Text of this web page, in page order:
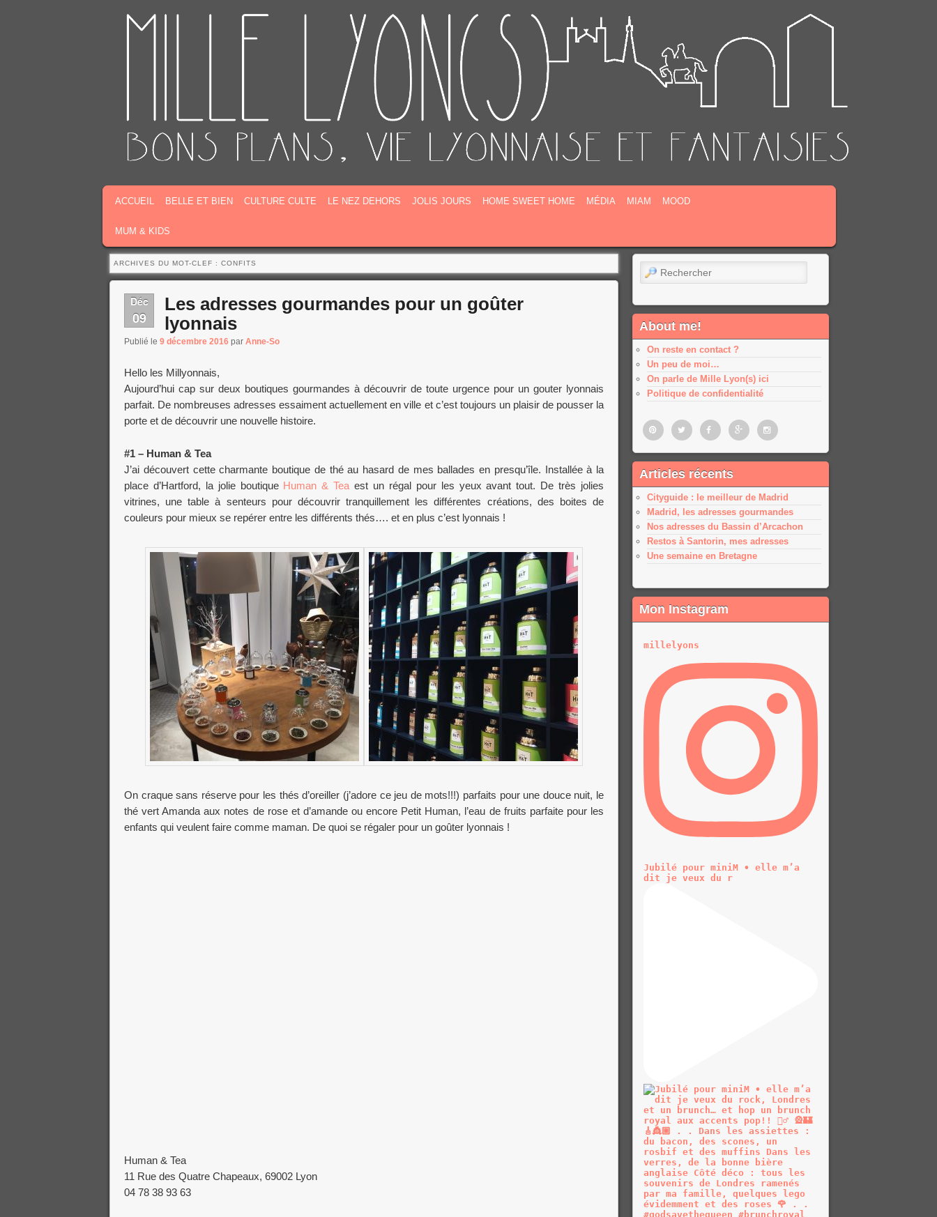
MASQUER LA NAVIGATION PRINCIPALE
MASQUER LA NAVIGATION SECONDAIRE
ACCUEIL BELLE ET BIEN CULTURE CULTE LE NEZ DEHORS JOLIS JOURS HOME SWEET HOME MÉDIA MIAM MOOD
MUM & KIDS
ARCHIVES DU MOT-CLEF : CONFITS
Déc
09
Les adresses gourmandes pour un goûter
lyonnais
Publié le 9 décembre 2016 par Anne-So
Hello les Millyonnais,
Aujourd’hui cap sur deux boutiques gourmandes à découvrir de toute urgence pour un gouter lyonnais
parfait. De nombreuses adresses essaiment actuellement en ville et c’est toujours un plaisir de pousser la
porte et de découvrir une nouvelle histoire.
#1 – Human & Tea
J’ai découvert cette charmante boutique de thé au hasard de mes ballades en presqu’île. Installée à la
place d’Hartford, la jolie boutique Human & Teaest un régal pour les yeux avant tout. De très jolies
vitrines, une table à senteurs pour découvrir tranquillement les différentes créations, des boites de
couleurs pour mieux se repérer entre les différents thés…. et en plus c’est lyonnais !
On craque sans réserve pour les thés d’oreiller (j’adore ce jeu de mots!!!) parfaits pour une douce nuit, le
thé vert Amanda aux notes de rose et d’amande ou encore Petit Human, l’eau de fruits parfaite pour les
enfants qui veulent faire comme maman. De quoi se régaler pour un goûter lyonnais !
Human & Tea
11 Rue des Quatre Chapeaux, 69002 Lyon
04 78 38 93 63
Rechercher
About me!
On reste en contact ?
Un peu de moi…
On parle de Mille Lyon(s) ici
Politique de confidentialité
PinterestTwitter FacebookGoogle
plus
Google
Articles récents
Cityguide : le meilleur de Madrid
Madrid, les adresses gourmandes
Nos adresses du Bassin d’Arcachon
Restos à Santorin, mes adresses
Une semaine en Bretagne
Mon Instagram
millelyons
Jubilé pour miniM • elle m’a
dit je veux du r